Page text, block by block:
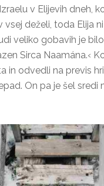
v Elijevih dneh,
deželi, toda Elija
veliko gobavih je
Sirca Naamána.‹
in odvedli na previs
On pa je šel sredi